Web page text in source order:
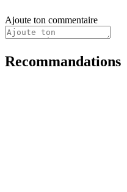
Ajoute ton commentaire
Recommandations